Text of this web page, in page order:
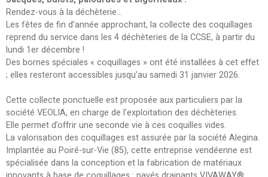
Rendez-vous à la déchèterie...
Les fêtes de fin d’année approchant, la collecte des coquillages
reprend du service dans les 4 déchèteries de la CCSE, à partir du
lundi 1er décembre !
Des bornes spéciales « coquillages » ont été installées à cet effet
; elles resteront accessibles jusqu’au samedi 31 janvier 2026.
Cette collecte ponctuelle est proposée aux particuliers par la
société VEOLIA, en charge de l’exploitation des déchèteries.
Elle permet d’offrir une seconde vie à ces coquilles vides.
La valorisation des coquillages est assurée par la société Alegina.
Implantée au Poiré-sur-Vie (85), cette entreprise vendéenne est
spécialisée dans la conception et la fabrication de matériaux